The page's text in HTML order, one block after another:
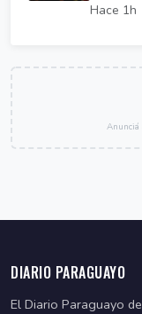
Hace 1h
Anunciá
DIARIO PARAGUAYO
El Diario Paraguayo